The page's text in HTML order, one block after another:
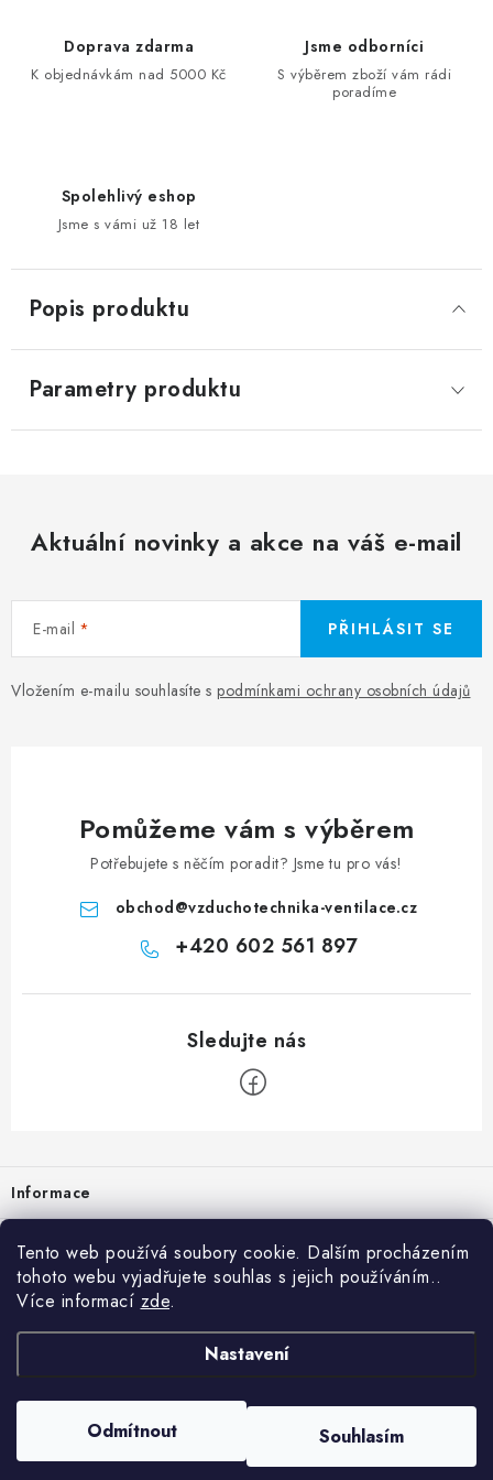
Tento web používá soubory cookie. Dalším procházením
tohoto webu vyjadřujete souhlas s jejich používáním..
Více informací zde.
Nastavení
Odmítnout Souhlasím
Doprava zdarma
K objednávkám nad 5000 Kč
Jsme odborníci
S výběrem zboží vám rádi
poradíme
Spolehlivý eshop
Jsme s vámi už 18 let
Popis produktu
Parametry produktu
Aktuální novinky a akce na váš e-mail
E-mail
Vložením e-mailu souhlasíte s podmínkami ochrany osobních údajů
PŘIHLÁSIT SE
Pomůžeme vám s výběrem
Potřebujete s něčím poradit? Jsme tu pro vás!
obchod@vzduchotechnika-ventilace.cz
+420 602 561 897
Informace
Prodejna
Rady a tipy
Nastavil tým EshopyUmíme.cz
vzduchotechnika-ventilace. Všechna práva vyhrazena.